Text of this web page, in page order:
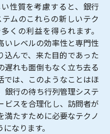
性質を考慮すると、銀行
ムのこれらの新しいテク
くの利益を得られます。
いレベルの効率性と専門性
込んで、来た目的であった
遅れも面倒もなく立ち去る
では、このようなことはほ
銀行の待ち行列管理システ
ビスを合理化し、訪問者が
たすために必要なテクノ
なります。